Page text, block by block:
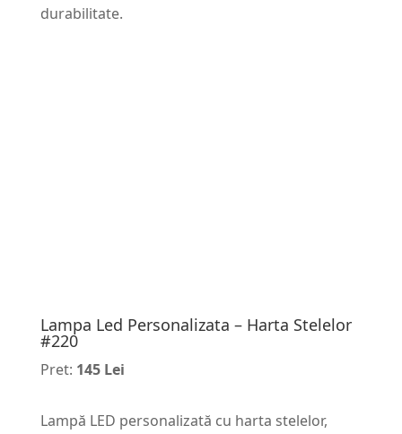
durabilitate.
Lampa Led Personalizata – Harta Stelelor
#220
Pret: 145 Lei
Lampă LED personalizată cu harta stelelor,